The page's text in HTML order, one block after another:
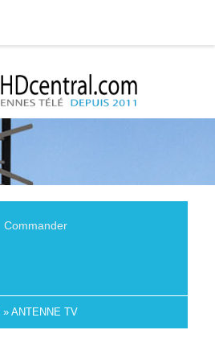
Commander
» ANTENNE TV